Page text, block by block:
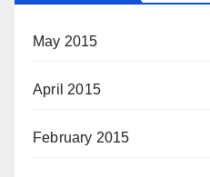
May 2015
April 2015
February 2015